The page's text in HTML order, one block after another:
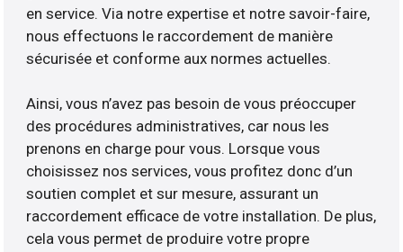
en service. Via notre expertise et notre savoir-faire,
nous effectuons le raccordement de manière
sécurisée et conforme aux normes actuelles.
Ainsi, vous n’avez pas besoin de vous préoccuper
des procédures administratives, car nous les
prenons en charge pour vous. Lorsque vous
choisissez nos services, vous profitez donc d’un
soutien complet et sur mesure, assurant un
raccordement efficace de votre installation. De plus,
cela vous permet de produire votre propre